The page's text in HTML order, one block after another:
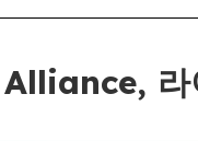
라